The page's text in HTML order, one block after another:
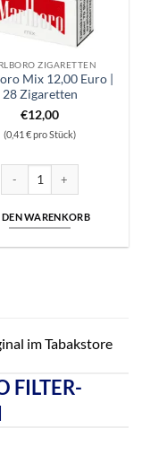
ZIGARETTEN
Mix 12,00 Euro |
28 Zigaretten
€12,00
(0,41 € pro Stück)
Marlboro Mix 12,00 Euro |
DEN WARENKORB
im Tabakstore
FILTER-